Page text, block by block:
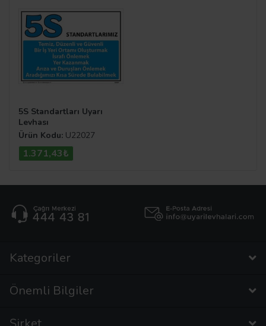
5S Standartları Uyarı
Levhası
Ürün Kodu: U22027
1.371,43₺
Kategoriler
Önemli Bilgiler